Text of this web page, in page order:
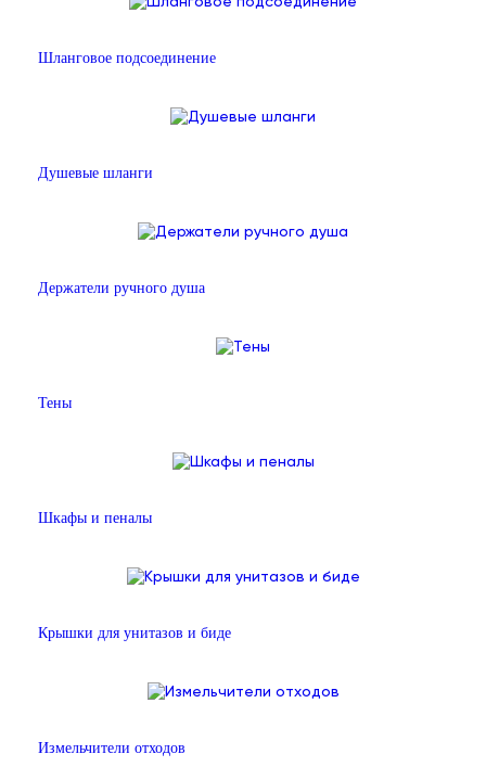
Шланговое подсоединение
Душевые шланги
Держатели ручного душа
Тены
Шкафы и пеналы
Крышки для унитазов и биде
Измельчители отходов